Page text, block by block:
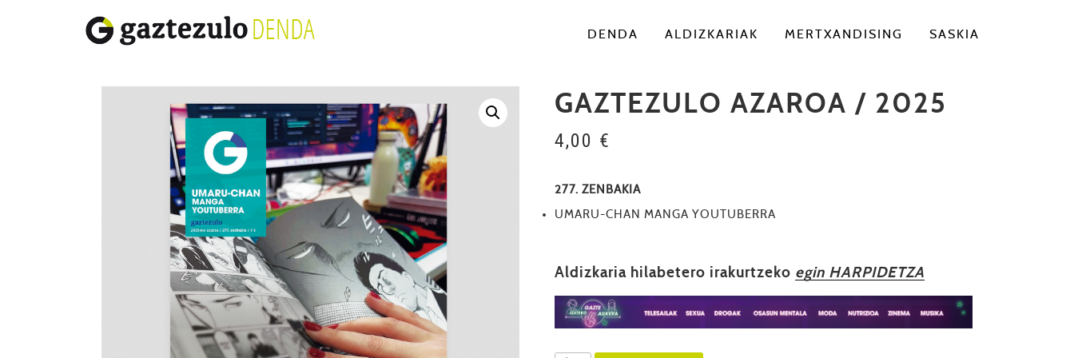
DENDA ALDIZKARIAK MERTXANDISING SASKIA
GAZTEZULO AZAROA / 2025
4,00 €
277. ZENBAKIA
UMARU-CHAN MANGA YOUTUBERRA
Aldizkaria hilabetero irakurtzeko egin HARPIDETZA